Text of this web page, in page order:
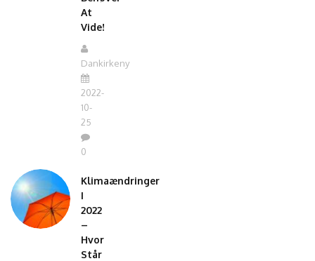
At
Vide!
Dankirkeny
2022-
10-
25
0
Klimaændringer
I
2022
–
Hvor
Står